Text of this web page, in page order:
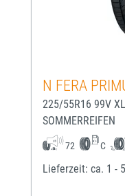
N FERA
225/55R16 99V
SOMMERREIFEN
72 C
Lieferzeit: ca. 1 -